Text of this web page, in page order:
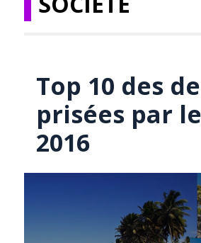
Top 10 des
prisées par
2016